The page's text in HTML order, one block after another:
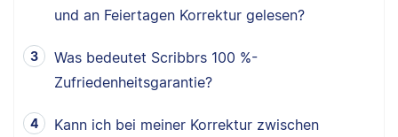
und an Feiertagen Korrektur gelesen?
Was bedeutet Scribbrs 100 %-
Zufriedenheitsgarantie?
Kann ich bei meiner Korrektur zwischen